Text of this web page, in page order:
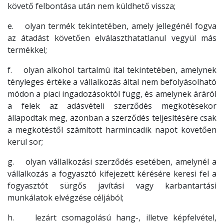
követő felbontása után nem küldhető vissza;
e. olyan termék tekintetében, amely jellegénél fogva
az átadást követően elválaszthatatlanul vegyül más
termékkel;
f. olyan alkohol tartalmú ital tekintetében, amelynek
tényleges értéke a vállalkozás által nem befolyásolható
módon a piaci ingadozásoktól függ, és amelynek áráról
a felek az adásvételi szerződés megkötésekor
állapodtak meg, azonban a szerződés teljesítésére csak
a megkötéstől számított harmincadik napot követően
kerül sor;
g. olyan vállalkozási szerződés esetében, amelynél a
vállalkozás a fogyasztó kifejezett kérésére keresi fel a
fogyasztót sürgős javítási vagy karbantartási
munkálatok elvégzése céljából;
h. lezárt csomagolású hang-, illetve képfelvétel,